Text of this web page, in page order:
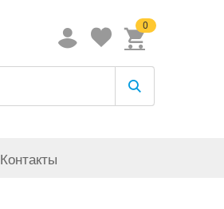
0
Контакты